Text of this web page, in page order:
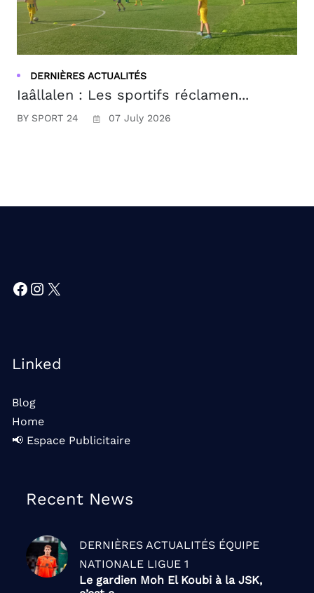
DERNIÈRES ACTUALITÉS
Iaâllalen : Les sportifs réclamen...
BY SPORT 24 07 July 2026
Facebook
Instagram
X
Linked
Blog
Home
📢 Espace Publicitaire
Recent News
DERNIÈRES ACTUALITÉS ÉQUIPE
NATIONALE LIGUE 1
Le gardien Moh El Koubi à la JSK,